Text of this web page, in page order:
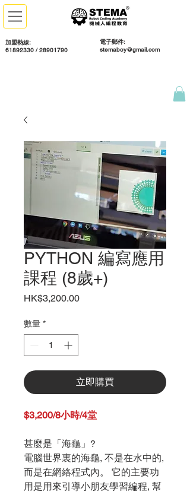
加盟熱線:
61892330 / 28901790
電子郵件:
stemaboy@gmail.com
PYTHON 編寫應用
課程 (8歲+)
HK$3,200.00價
數量 *
立即購買
$3,200/8小時/4堂
甚麼是「海龜」 ?
電腦世界裏的海龜, 不是在水中的,
而是在網絡程式內。
它的主要功
用是用來引導小朋友學習編程, 幫